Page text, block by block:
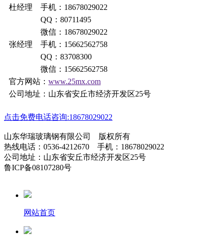
杜经理 手机：18678029022
QQ：80711495
微信：18678029022
张经理 手机：15662562758
QQ：83708300
微信：15662562758
官方网站： www.25mx.com
公司地址：山东省安丘市经济开发区25号
点击免费电话咨询:18678029022
山东华瑞玻璃钢有限公司 版权所有
热线电话：0536-4212670 手机：18678029022
公司地址：山东省安丘市经济开发区25号
鲁ICP备08107280号
网站首页